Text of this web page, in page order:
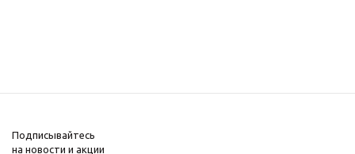
Подписывайтесь
на новости и акции